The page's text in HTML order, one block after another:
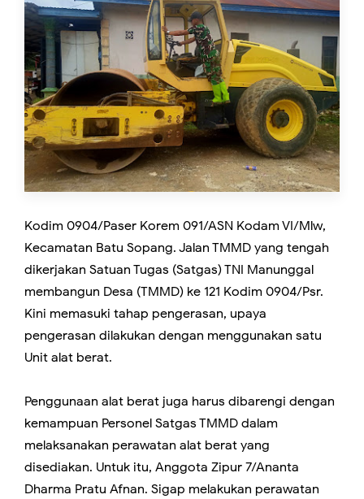
Kodim 0904/Paser Korem 091/ASN Kodam VI/Mlw,
Kecamatan Batu Sopang. Jalan TMMD yang tengah
dikerjakan Satuan Tugas (Satgas) TNI Manunggal
membangun Desa (TMMD) ke 121 Kodim 0904/Psr.
Kini memasuki tahap pengerasan, upaya
pengerasan dilakukan dengan menggunakan satu
Unit alat berat.
Penggunaan alat berat juga harus dibarengi dengan
kemampuan Personel Satgas TMMD dalam
melaksanakan perawatan alat berat yang
disediakan. Untuk itu, Anggota Zipur 7/Ananta
Dharma Pratu Afnan. Sigap melakukan perawatan